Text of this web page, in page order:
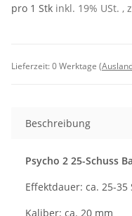
pro 1 Stk inkl. 19% USt. ,
Lieferzeit:0 Werktage
Beschreibung
Psycho 2 25-Schuss
Effektdauer: ca. 25-35
Kaliber: ca. 20 mm